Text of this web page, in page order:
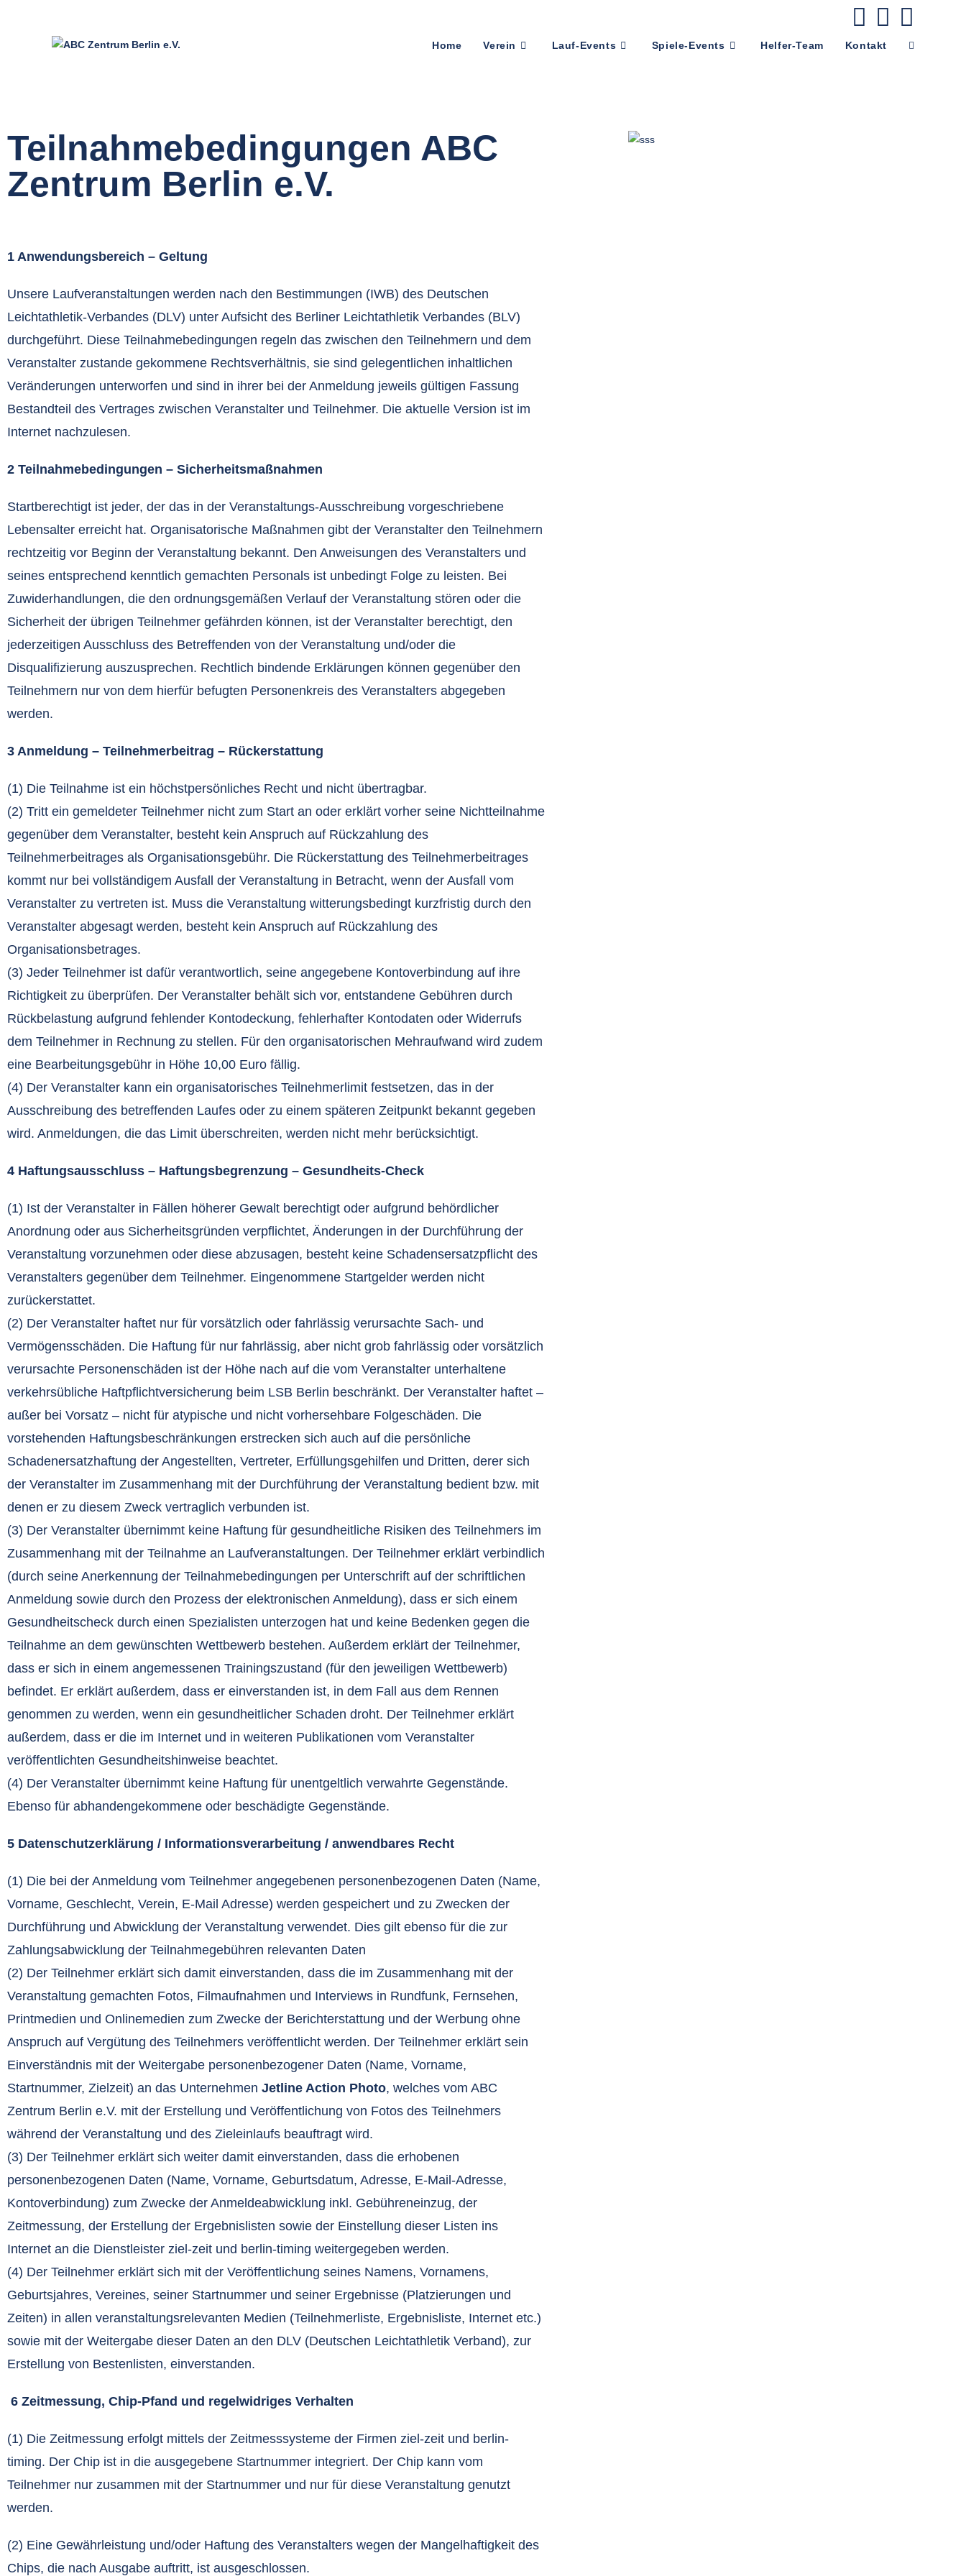
Home Verein Lauf-Events Spiele-Events Helfer-Team Kontakt
Teilnahmebedingungen ABC
Zentrum Berlin e.V.
1 Anwendungsbereich – Geltung
Unsere Laufveranstaltungen werden nach den Bestimmungen (IWB) des Deutschen
Leichtathletik-Verbandes (DLV) unter Aufsicht des Berliner Leichtathletik Verbandes (BLV)
durchgeführt. Diese Teilnahmebedingungen regeln das zwischen den Teilnehmern und dem
Veranstalter zustande gekommene Rechtsverhältnis, sie sind gelegentlichen inhaltlichen
Veränderungen unterworfen und sind in ihrer bei der Anmeldung jeweils gültigen Fassung
Bestandteil des Vertrages zwischen Veranstalter und Teilnehmer. Die aktuelle Version ist im
Internet nachzulesen.
2 Teilnahmebedingungen – Sicherheitsmaßnahmen
Startberechtigt ist jeder, der das in der Veranstaltungs-Ausschreibung vorgeschriebene
Lebensalter erreicht hat. Organisatorische Maßnahmen gibt der Veranstalter den Teilnehmern
rechtzeitig vor Beginn der Veranstaltung bekannt. Den Anweisungen des Veranstalters und
seines entsprechend kenntlich gemachten Personals ist unbedingt Folge zu leisten. Bei
Zuwiderhandlungen, die den ordnungsgemäßen Verlauf der Veranstaltung stören oder die
Sicherheit der übrigen Teilnehmer gefährden können, ist der Veranstalter berechtigt, den
jederzeitigen Ausschluss des Betreffenden von der Veranstaltung und/oder die
Disqualifizierung auszusprechen. Rechtlich bindende Erklärungen können gegenüber den
Teilnehmern nur von dem hierfür befugten Personenkreis des Veranstalters abgegeben
werden.
3 Anmeldung – Teilnehmerbeitrag – Rückerstattung
(1) Die Teilnahme ist ein höchstpersönliches Recht und nicht übertragbar.
(2) Tritt ein gemeldeter Teilnehmer nicht zum Start an oder erklärt vorher seine Nichtteilnahme
gegenüber dem Veranstalter, besteht kein Anspruch auf Rückzahlung des
Teilnehmerbeitrages als Organisationsgebühr. Die Rückerstattung des Teilnehmerbeitrages
kommt nur bei vollständigem Ausfall der Veranstaltung in Betracht, wenn der Ausfall vom
Veranstalter zu vertreten ist. Muss die Veranstaltung witterungsbedingt kurzfristig durch den
Veranstalter abgesagt werden, besteht kein Anspruch auf Rückzahlung des
Organisationsbetrages.
(3) Jeder Teilnehmer ist dafür verantwortlich, seine angegebene Kontoverbindung auf ihre
Richtigkeit zu überprüfen. Der Veranstalter behält sich vor, entstandene Gebühren durch
Rückbelastung aufgrund fehlender Kontodeckung, fehlerhafter Kontodaten oder Widerrufs
dem Teilnehmer in Rechnung zu stellen. Für den organisatorischen Mehraufwand wird zudem
eine Bearbeitungsgebühr in Höhe 10,00 Euro fällig.
(4) Der Veranstalter kann ein organisatorisches Teilnehmerlimit festsetzen, das in der
Ausschreibung des betreffenden Laufes oder zu einem späteren Zeitpunkt bekannt gegeben
wird. Anmeldungen, die das Limit überschreiten, werden nicht mehr berücksichtigt.
4 Haftungsausschluss – Haftungsbegrenzung – Gesundheits-Check
(1) Ist der Veranstalter in Fällen höherer Gewalt berechtigt oder aufgrund behördlicher
Anordnung oder aus Sicherheitsgründen verpflichtet, Änderungen in der Durchführung der
Veranstaltung vorzunehmen oder diese abzusagen, besteht keine Schadensersatzpflicht des
Veranstalters gegenüber dem Teilnehmer. Eingenommene Startgelder werden nicht
zurückerstattet.
(2) Der Veranstalter haftet nur für vorsätzlich oder fahrlässig verursachte Sach- und
Vermögensschäden. Die Haftung für nur fahrlässig, aber nicht grob fahrlässig oder vorsätzlich
verursachte Personenschäden ist der Höhe nach auf die vom Veranstalter unterhaltene
verkehrsübliche Haftpflichtversicherung beim LSB Berlin beschränkt. Der Veranstalter haftet –
außer bei Vorsatz – nicht für atypische und nicht vorhersehbare Folgeschäden. Die
vorstehenden Haftungsbeschränkungen erstrecken sich auch auf die persönliche
Schadenersatzhaftung der Angestellten, Vertreter, Erfüllungsgehilfen und Dritten, derer sich
der Veranstalter im Zusammenhang mit der Durchführung der Veranstaltung bedient bzw. mit
denen er zu diesem Zweck vertraglich verbunden ist.
(3) Der Veranstalter übernimmt keine Haftung für gesundheitliche Risiken des Teilnehmers im
Zusammenhang mit der Teilnahme an Laufveranstaltungen. Der Teilnehmer erklärt verbindlich
(durch seine Anerkennung der Teilnahmebedingungen per Unterschrift auf der schriftlichen
Anmeldung sowie durch den Prozess der elektronischen Anmeldung), dass er sich einem
Gesundheitscheck durch einen Spezialisten unterzogen hat und keine Bedenken gegen die
Teilnahme an dem gewünschten Wettbewerb bestehen. Außerdem erklärt der Teilnehmer,
dass er sich in einem angemessenen Trainingszustand (für den jeweiligen Wettbewerb)
befindet. Er erklärt außerdem, dass er einverstanden ist, in dem Fall aus dem Rennen
genommen zu werden, wenn ein gesundheitlicher Schaden droht. Der Teilnehmer erklärt
außerdem, dass er die im Internet und in weiteren Publikationen vom Veranstalter
veröffentlichten Gesundheitshinweise beachtet.
(4) Der Veranstalter übernimmt keine Haftung für unentgeltlich verwahrte Gegenstände.
Ebenso für abhandengekommene oder beschädigte Gegenstände.
5 Datenschutzerklärung / Informationsverarbeitung / anwendbares Recht
(1) Die bei der Anmeldung vom Teilnehmer angegebenen personenbezogenen Daten (Name,
Vorname, Geschlecht, Verein, E-Mail Adresse) werden gespeichert und zu Zwecken der
Durchführung und Abwicklung der Veranstaltung verwendet. Dies gilt ebenso für die zur
Zahlungsabwicklung der Teilnahmegebühren relevanten Daten
(2) Der Teilnehmer erklärt sich damit einverstanden, dass die im Zusammenhang mit der
Veranstaltung gemachten Fotos, Filmaufnahmen und Interviews in Rundfunk, Fernsehen,
Printmedien und Onlinemedien zum Zwecke der Berichterstattung und der Werbung ohne
Anspruch auf Vergütung des Teilnehmers veröffentlicht werden. Der Teilnehmer erklärt sein
Einverständnis mit der Weitergabe personenbezogener Daten (Name, Vorname,
Startnummer, Zielzeit) an das Unternehmen Jetline Action Photo, welches vom ABC
Zentrum Berlin e.V. mit der Erstellung und Veröffentlichung von Fotos des Teilnehmers
während der Veranstaltung und des Zieleinlaufs beauftragt wird.
(3) Der Teilnehmer erklärt sich weiter damit einverstanden, dass die erhobenen
personenbezogenen Daten (Name, Vorname, Geburtsdatum, Adresse, E-Mail-Adresse,
Kontoverbindung) zum Zwecke der Anmeldeabwicklung inkl. Gebühreneinzug, der
Zeitmessung, der Erstellung der Ergebnislisten sowie der Einstellung dieser Listen ins
Internet an die Dienstleister ziel-zeit und berlin-timing weitergegeben werden.
(4) Der Teilnehmer erklärt sich mit der Veröffentlichung seines Namens, Vornamens,
Geburtsjahres, Vereines, seiner Startnummer und seiner Ergebnisse (Platzierungen und
Zeiten) in allen veranstaltungsrelevanten Medien (Teilnehmerliste, Ergebnisliste, Internet etc.)
sowie mit der Weitergabe dieser Daten an den DLV (Deutschen Leichtathletik Verband), zur
Erstellung von Bestenlisten, einverstanden.
6 Zeitmessung, Chip-Pfand und regelwidriges Verhalten
(1) Die Zeitmessung erfolgt mittels der Zeitmesssysteme der Firmen ziel-zeit und berlin-
timing. Der Chip ist in die ausgegebene Startnummer integriert. Der Chip kann vom
Teilnehmer nur zusammen mit der Startnummer und nur für diese Veranstaltung genutzt
werden.
(2) Eine Gewährleistung und/oder Haftung des Veranstalters wegen der Mangelhaftigkeit des
Chips, die nach Ausgabe auftritt, ist ausgeschlossen.